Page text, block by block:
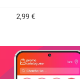
2,99 €